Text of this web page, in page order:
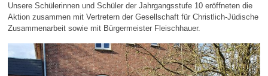
Unsere Schülerinnen und Schüler der Jahrgangsstufe 10 eröffneten die
Aktion zusammen mit Vertretern der Gesellschaft für Christlich-Jüdische
Zusammenarbeit sowie mit Bürgermeister Fleischhauer.